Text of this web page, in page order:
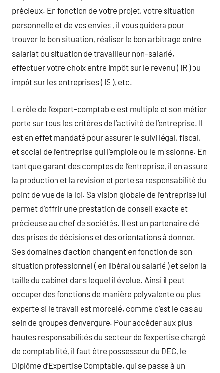
précieux. En fonction de votre projet, votre situation
personnelle et de vos envies , il vous guidera pour
trouver le bon situation, réaliser le bon arbitrage entre
salariat ou situation de travailleur non-salarié,
effectuer votre choix entre impôt sur le revenu ( IR ) ou
impôt sur les entreprises ( IS ), etc.
Le rôle de l’expert-comptable est multiple et son métier
porte sur tous les critères de l’activité de l’entreprise. Il
est en effet mandaté pour assurer le suivi légal, fiscal,
et social de l’entreprise qui l’emploie ou le missionne. En
tant que garant des comptes de l’entreprise, il en assure
la production et la révision et porte sa responsabilité du
point de vue de la loi. Sa vision globale de l’entreprise lui
permet d’offrir une prestation de conseil exacte et
précieuse au chef de sociétés. Il est un partenaire clé
des prises de décisions et des orientations à donner.
Ses domaines d’action changent en fonction de son
situation professionnel ( en libéral ou salarié ) et selon la
taille du cabinet dans lequel il évolue. Ainsi il peut
occuper des fonctions de manière polyvalente ou plus
experte si le travail est morcelé, comme c’est le cas au
sein de groupes d’envergure. Pour accéder aux plus
hautes responsabilités du secteur de l’expertise chargé
de comptabilité, il faut être possesseur du DEC, le
Diplôme d’Expertise Comptable, qui se passe à un